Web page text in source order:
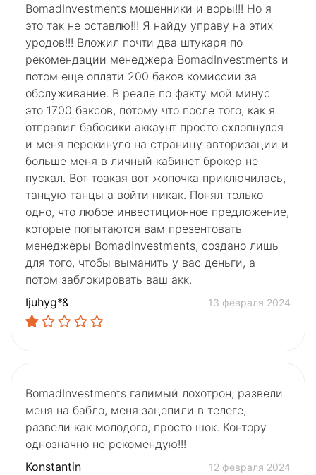
BomadInvestments мошенники и воры!!! Но я
это так не оставлю!!! Я найду управу на этих
уродов!!! Вложил почти два штукаря по
рекомендации менеджера BomadInvestments и
потом еще оплати 200 баков комиссии за
обслуживание. В реале по факту мой минус
это 1700 баксов, потому что после того, как я
отправил бабосики аккаунт просто схлопнулся
и меня перекинуло на страницу авторизации и
больше меня в личный кабинет брокер не
пускал. Вот тоакая вот жопочка приключилась,
танцую танцы а войти никак. Понял только
одно, что любое инвестиционное предложение,
которые попытаются вам презентовать
менеджеры BomadInvestments, создано лишь
для того, чтобы выманить у вас деньги, а
потом заблокировать ваш акк.
Ijuhyg*&
13 февраля 2024
BomadInvestments галимый лохотрон, развели
меня на бабло, меня зацепили в телеге,
развели как молодого, просто шок. Контору
однозначно не рекомендую!!!
Konstantin
12 февраля 2024